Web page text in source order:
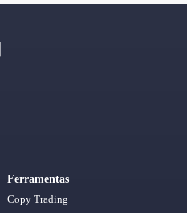
Ferramentas
Copy Trading